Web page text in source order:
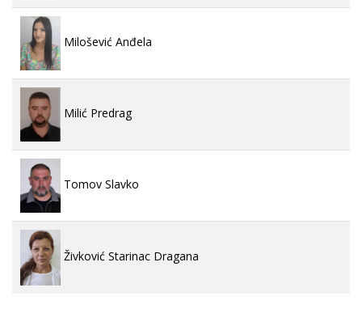
Milošević Anđela
Milić Predrag
Tomov Slavko
Živković Starinac Dragana